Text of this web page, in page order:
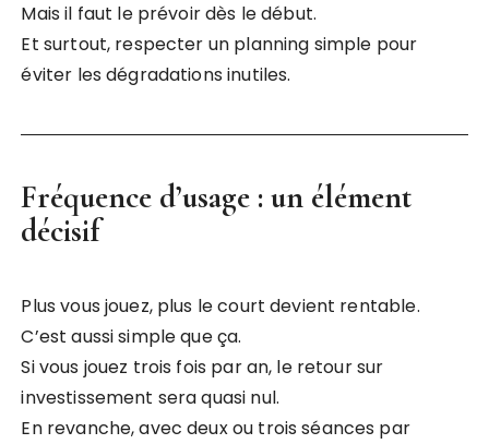
Mais il faut le prévoir dès le début.
Et surtout, respecter un planning simple pour
éviter les dégradations inutiles.
Fréquence d’usage : un élément
décisif
Plus vous jouez, plus le court devient rentable.
C’est aussi simple que ça.
Si vous jouez trois fois par an, le retour sur
investissement sera quasi nul.
En revanche, avec deux ou trois séances par